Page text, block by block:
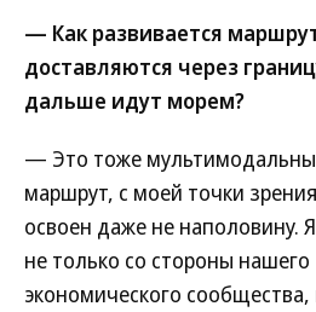
— Как развивается
доставляются через
дальше идут морем?
— Это тоже
маршрут, с моей точки
освоен даже не наполовину.
не только со стороны нашего
экономического